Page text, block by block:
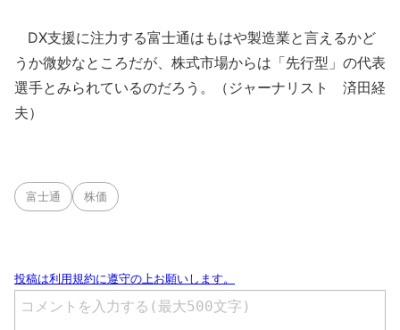
DX支援に注力する富士通はもはや製造業と言えるかど
うか微妙なところだが、株式市場からは「先行型」の代表
選手とみられているのだろう。（ジャーナリスト 済田経
夫）
富士通 株価